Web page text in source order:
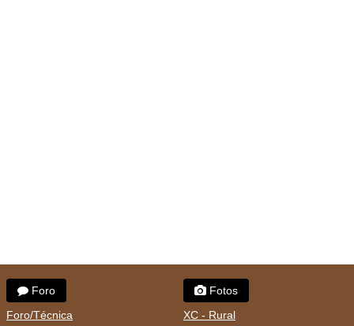
Foro
Foro/Técnica
Fotos
XC - Rural